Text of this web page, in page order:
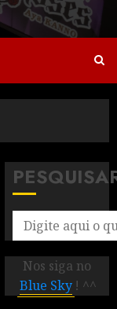
Nos siga no
Blue Sky ! ^^